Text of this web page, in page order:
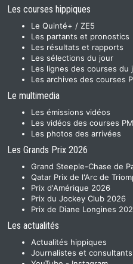
Les courses hippiques
Le Quinté+ / ZE5
Les partants et pronostics
Les résultats et rapports
Les sélections du jour
Les lignes des courses du
Les archives des courses
Le multimedia
Les émissions vidéos
Les vidéos des courses
Les photos des arrivées
Les Grands Prix 2026
Grand Steeple-Chase de
Qatar Prix de l'Arc de
Prix d'Amérique 2026
Prix du Jockey Club 2026
Prix de Diane Longines
Les actualités
Actualités hippiques
Journalistes et consultants